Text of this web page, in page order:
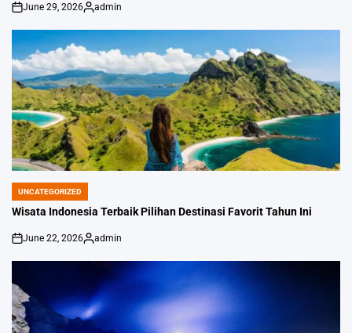
on
June 29, 2026
Posted
admin
POSTED
IN
UNCATEGORIZED
Wisata Indonesia Terbaik Pilihan Destinasi Favorit Tahun Ini
on
June 22, 2026
Posted
admin